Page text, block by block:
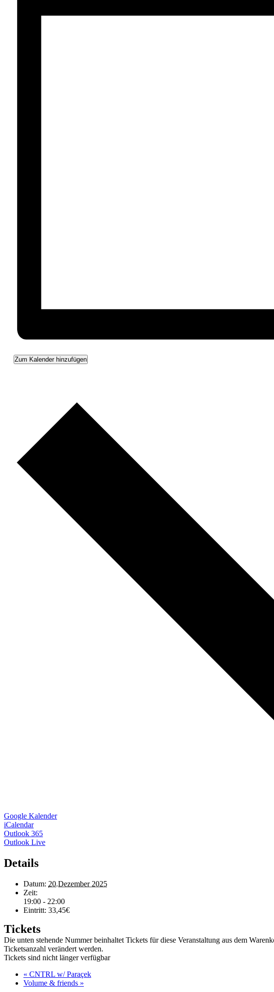
Zum Kalender hinzufügen
Google Kalender
iCalendar
Outlook 365
Outlook Live
Details
Datum: 20.Dezember 2025
Zeit:
19:00 - 22:00
Eintritt: 33,45€
Tickets
Die unten stehende Nummer beinhaltet Tickets für diese Veranstaltung aus dem
Ticketsanzahl verändert werden.
Tickets sind nicht länger verfügbar
« CNTRL w/ Paraçek
Volume & friends »